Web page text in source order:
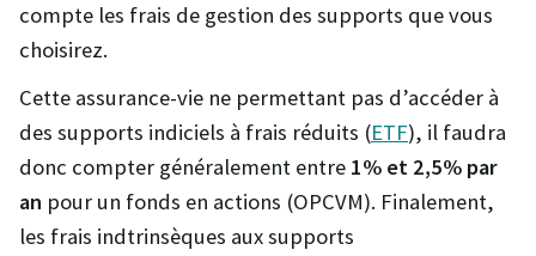
compte les frais de gestion des supports que vous
choisirez.
Cette assurance-vie ne permettant pas d’accéder à
des supports indiciels à frais réduits (ETF), il faudra
donc compter généralement entre 1% et 2,5% par
an pour un fonds en actions (OPCVM). Finalement,
les frais indtrinsèques aux supports